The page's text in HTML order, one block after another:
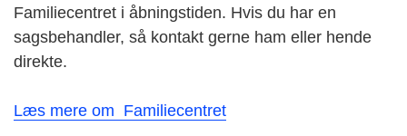
Familiecentret i åbningstiden. Hvis du har en
sagsbehandler, så kontakt gerne ham eller hende
direkte.
Læs mere om Familiecentret